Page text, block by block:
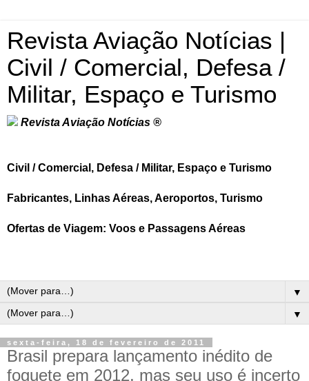
Revista Aviação Notícias |
Civil / Comercial, Defesa /
Militar, Espaço e Turismo
Revista Aviação Notícias ®
Civil / Comercial, Defesa / Militar, Espaço e Turismo
Fabricantes, Linhas Aéreas, Aeroportos, Turismo
Ofertas de Viagem: Voos e Passagens Aéreas
▼
▼
sexta-feira, 18 de fevereiro de 2011
Brasil prepara lançamento inédito de
foguete em 2012, mas seu uso é incerto